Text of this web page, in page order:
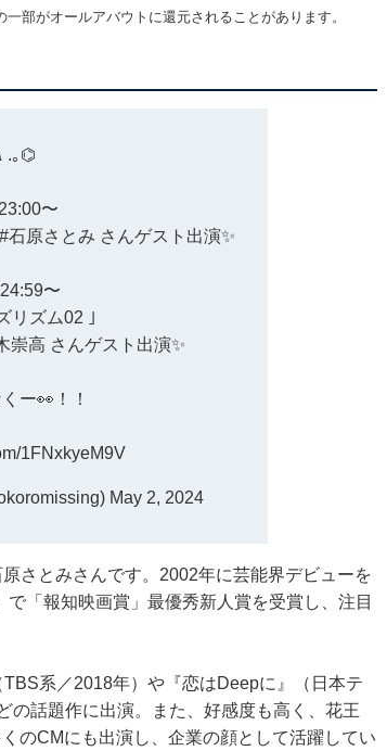
部がオールアバウトに還元されることがあります。
.｡⌬
〜
石原さとみ さんゲスト出演✨
〜
リズム02 ｣
崇高 さんゲスト出演✨
ー👀！！
1FNxkyeM9V
May 2, 2024
さとみさんです。2002年に芸能界デビューを
「報知映画賞」最優秀新人賞を受賞し、注目
系／2018年）や『恋はDeepに』（日本テ
の話題作に出演。また、好感度も高く、花王
のCMにも出演し、企業の顔として活躍してい